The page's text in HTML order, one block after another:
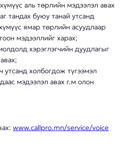
аль төрлийн мэдээлэл авах
тандах буюу танай утсанд
ямар төрлийн асуудлаар
мэдээллийг харах;
хэрэглэгчийн дуудлагыг
утсанд холбогдож түгээмэл
мэдээлэл авах г.м олон
www.callpro.mn/service/voice